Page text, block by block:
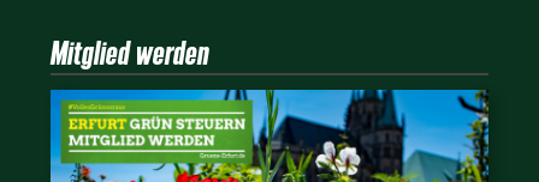
Mitglied werden